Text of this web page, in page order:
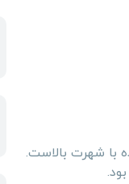
با شهرت بالاست.